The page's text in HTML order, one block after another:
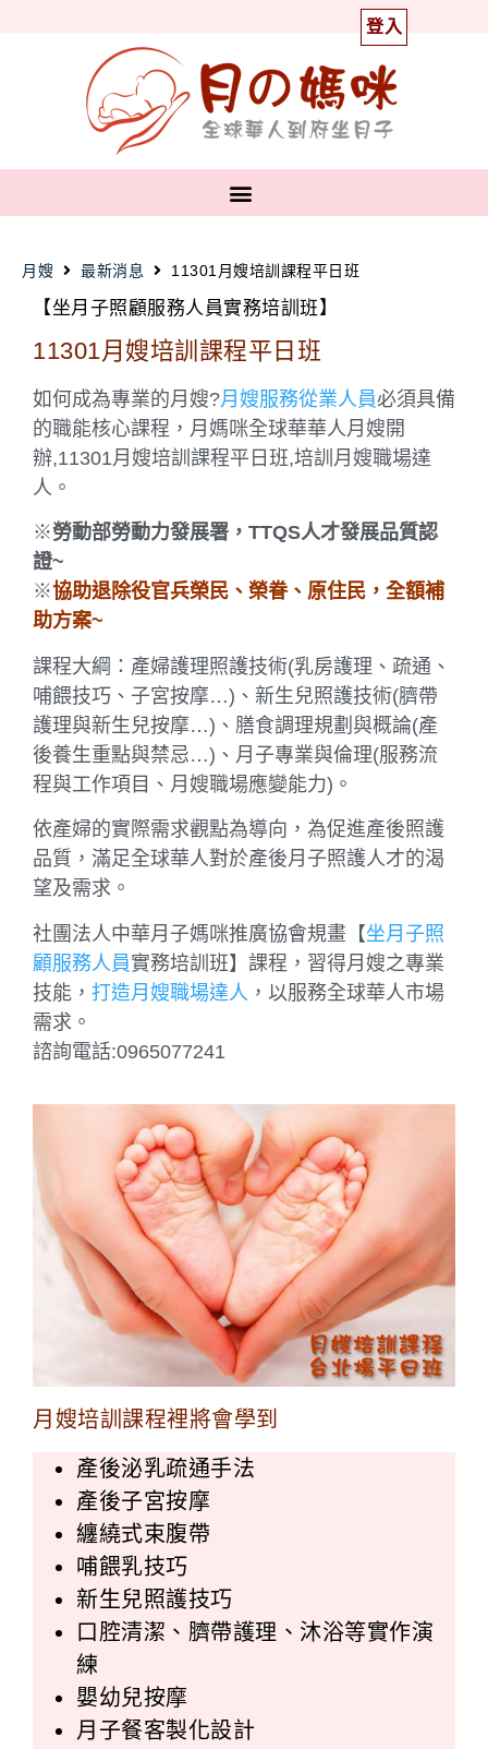
登入
月嫂 最新消息 11301月嫂培訓課程平日班
【坐月子照顧服務人員實務培訓班】
11301月嫂培訓課程平日班
如何成為專業的月嫂?月嫂服務從業人員必須具備
的職能核心課程，月媽咪全球華華人月嫂開
辦,11301月嫂培訓課程平日班,培訓月嫂職場達
人。
※勞動部勞動力發展署，TTQS人才發展品質認
證~
※協助退除役官兵榮民、榮眷、原住民，全額補
助方案~
課程大綱：產婦護理照護技術(乳房護理、疏通、
哺餵技巧、子宮按摩…)、新生兒照護技術(臍帶
護理與新生兒按摩…)、膳食調理規劃與概論(產
後養生重點與禁忌…)、月子專業與倫理(服務流
程與工作項目、月嫂職場應變能力)。
依產婦的實際需求觀點為導向，為促進產後照護
品質，滿足全球華人對於產後月子照護人才的渴
望及需求。
社團法人中華月子媽咪推廣協會規畫【坐月子照
顧服務人員實務培訓班】課程，習得月嫂之專業
技能， 打造月嫂職場達人 ，以服務全球華人市場
需求。
諮詢電話:0965077241
月嫂培訓課程裡將會學到
產後泌乳疏通手法
產後子宮按摩
纏繞式束腹帶
哺餵乳技巧
新生兒照護技巧
口腔清潔、臍帶護理、沐浴等實作演
練
嬰幼兒按摩
月子餐客製化設計